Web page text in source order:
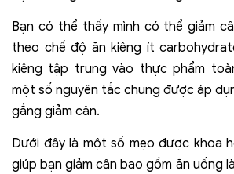
Bạn có thể thấy mình có thể giảm
theo chế độ ăn kiêng ít
kiêng tập trung vào thực phẩm
một số nguyên tắc chung được áp
gắng giảm cân.
Dưới đây là một số mẹo được khoa
giúp bạn giảm cân bao gồm ăn uống